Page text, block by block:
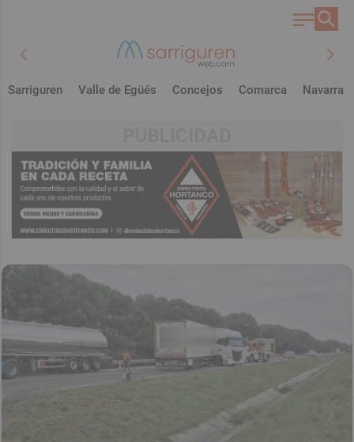
chevron_left chevron_right
Sarriguren Valle de Egüés Concejos Comarca Navarra